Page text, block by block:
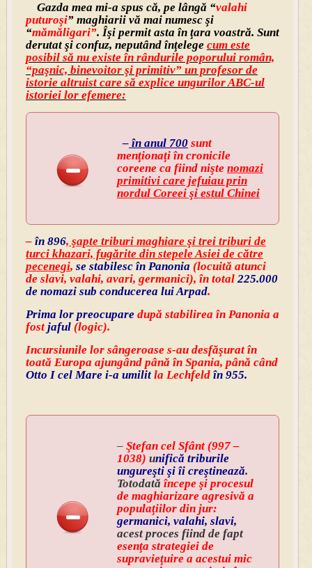
Gazda mea mi-a spus că, pe lângă “valahi
puturoşi” maghiarii vă mai numesc şi
“mămăligari”. Îşi permit asta în ţara voastră. Sunt
derutat şi confuz, neputând înţelege cum este
posibil să nu existe în rândurile poporului român,
“paşnic, binevoitor şi primitiv” un profesor de
istorie altruist care să explice ungurilor ABC-ul
istoriei lor efemere:
–în anul 700sunt
menţionaţi în cronicile
coreene ca fiind nişte nomazi
primitivi care jefuiau prin
nordul Coreei şi estul Chinei
–în 896, şapte triburi maghiare şi trei triburi de
turci khazari, fugărite din stepele Asiei de către
pecenegi, se stabilesc în Panonia (locuită atunci
de slavi, valahi, avari, germanici), în total225.000
de nomazi sub conducerea lui Arpad.
Prima lor preocupare după stabilirea în Panonia a
fostjaful(logic).
Incursiunile lor sângeroase s-au desfăşurat în
toată Europa ajungând până în Spania, până când
Otto I cel Mare i-a umilitla Lechfeld în 955.
– Ştefan cel Sfânt (997 –
1038) unifică triburile
ungureşti şi îi creştinează.
Totodată începe şi procesul
de maghiarizare agresivă a
populaţiilor din jur:
germanici, valahi, slavi,
acest proces fiind de fapt
esenţa strategiei de
supravieţuire a acestui mic